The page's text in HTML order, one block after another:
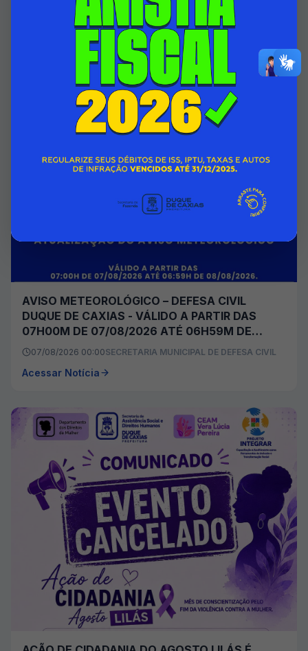
HOSPITAL INFANTIL ISMÉLIA DA SILVEIRA
PASSA A CONTAR COM ÁREA DO 1º ANDAR
TOTALMENTE REFORMADA
SECRETARIA MUNICIPAL DE SAÚDE
Acessar Notícia
AVISO METEOROLÓGICO – DEFESA CIVIL
DUQUE DE CAXIAS - VÁLIDO A PARTIR DAS
07H00M DE 07/08/2026 ATÉ 06H59M DE
08/08/2026
07/08/2026 00:00SECRETARIA MUNICIPAL DE DEFESA CIVIL
Acessar Notícia